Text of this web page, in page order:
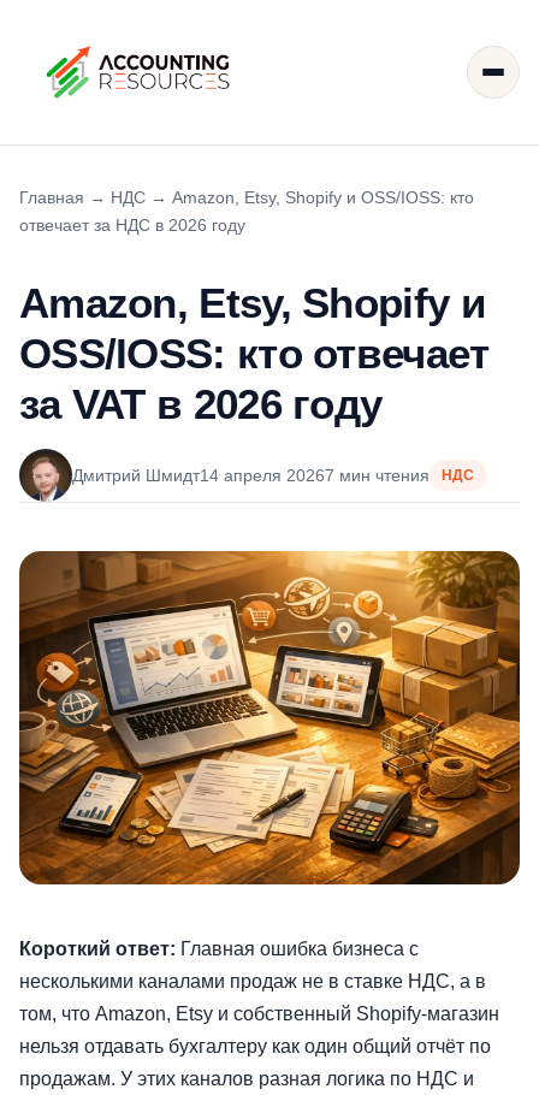
Главная → НДС → Amazon, Etsy, Shopify и OSS/IOSS: кто
отвечает за НДС в 2026 году
Amazon, Etsy, Shopify и
OSS/IOSS: кто отвечает
за VAT в 2026 году
Дмитрий Шмидт14 апреля 20267 мин чтения НДС
Короткий ответ: Главная ошибка бизнеса с
несколькими каналами продаж не в ставке НДС, а в
том, что Amazon, Etsy и собственный Shopify-магазин
нельзя отдавать бухгалтеру как один общий отчёт по
продажам. У этих каналов разная логика по НДС и